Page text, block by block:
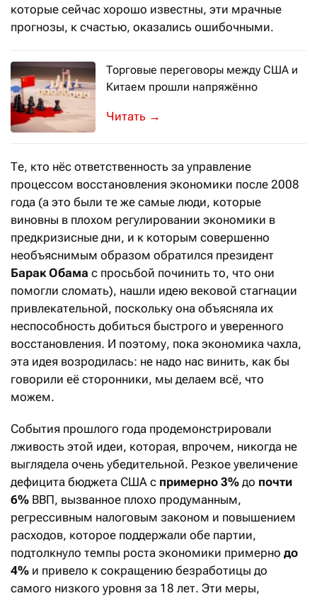
которые сейчас хорошо известны, эти мрачные
прогнозы, к счастью, оказались ошибочными.
Торговые переговоры между США и
Китаем прошли напряжённо
Тем временем обвал курса рубля
→
Те, кто нёс ответственность за управление
процессом восстановления экономики после 2008
года (а это были те же самые люди, которые
виновны в плохом регулировании экономики в
предкризисные дни, и к которым совершенно
необъяснимым образом обратился президент
Барак Обама с просьбой починить то, что они
помогли сломать), нашли идею вековой стагнации
привлекательной, поскольку она объясняла их
неспособность добиться быстрого и уверенного
восстановления. И поэтому, пока экономика чахла,
эта идея возродилась: не надо нас винить, как бы
говорили её сторонники, мы делаем всё, что
можем.
События прошлого года продемонстрировали
лживость этой идеи, которая, впрочем, никогда не
выглядела очень убедительной. Резкое увеличение
дефицита бюджета США с примерно 3% до почти
6% ВВП, вызванное плохо продуманным,
регрессивным налоговым законом и повышением
расходов, которое поддержали обе партии,
подтолкнуло темпы роста экономики примерно до
4% и привело к сокращению безработицы до
самого низкого уровня за 18 лет. Эти меры,